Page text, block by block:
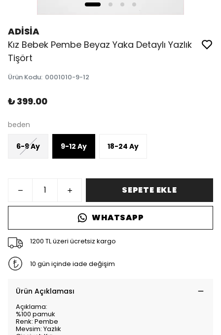
ADİSİA
Kız Bebek Pembe Beyaz Yaka Detaylı Yazlık
Tişört
Ürün Kodu: 0001010-9-12
₺ 399.00
beden
6-9 Ay 9-12 Ay 18-24 Ay
SEPETE EKLE
WHATSAPP
1200 TL üzeri ücretsiz kargo
10 gün içinde iade değişim
Ürün Açıklaması
Açıklama:
%100 pamuk
Renk: Pembe
Mevsim: Yazlık